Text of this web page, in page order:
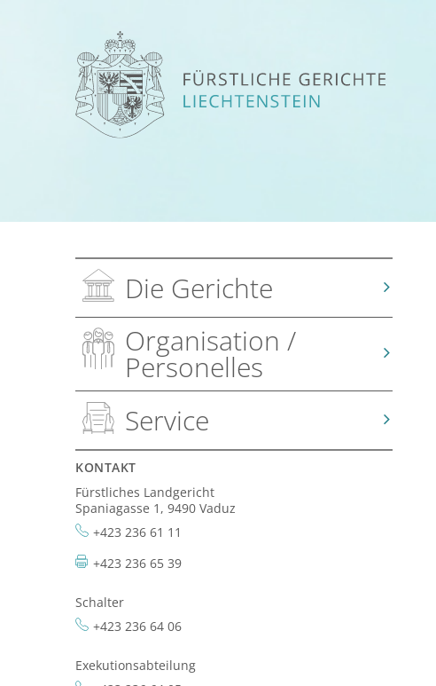
Die Gerichte
Organisation /
Personelles
Service
KONTAKT
Fürstliches Landgericht
Spaniagasse 1, 9490 Vaduz
+423 236 61 11
+423 236 65 39
Schalter
+423 236 64 06
Exekutionsabteilung